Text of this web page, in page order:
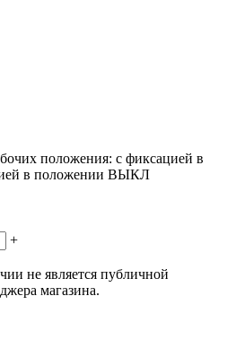
положения: с фиксацией в
в положении ВЫКЛ
+
не является публичной
магазина.